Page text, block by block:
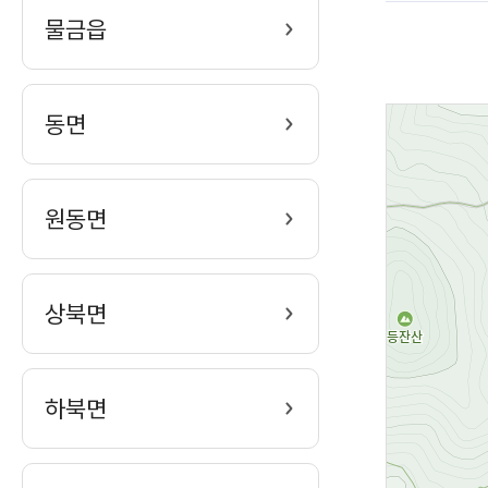
물금읍
동면
원동면
상북면
하북면